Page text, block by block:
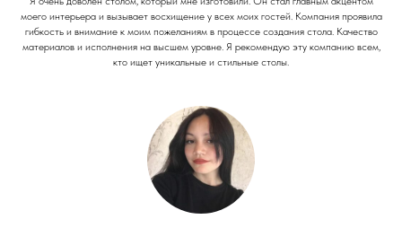
моего интерьера и вызывает восхищение у всех моих гостей. Компания проявила
гибкость и внимание к моим пожеланиям в процессе создания стола. Качество
материалов и исполнения на высшем уровне. Я рекомендую эту компанию всем,
кто ищет уникальные и стильные столы.